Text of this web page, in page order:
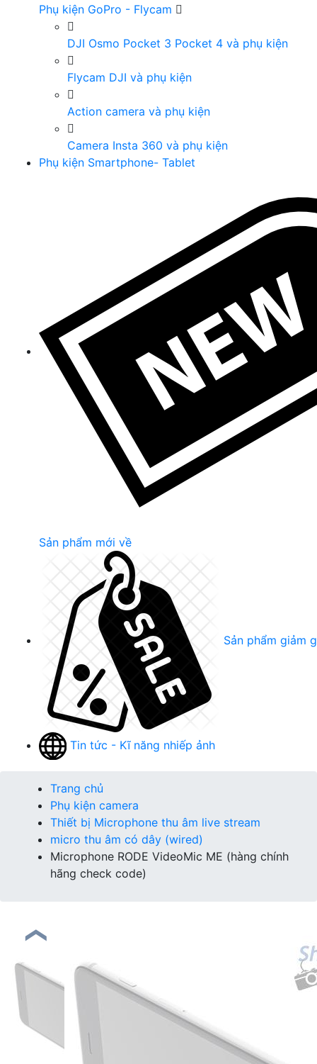
Phụ kiện GoPro - Flycam
DJI Osmo Pocket 3 Pocket 4 và phụ kiện
Flycam DJI và phụ kiện
Action camera và phụ kiện
Camera Insta 360 và phụ kiện
Phụ kiện Smartphone- Tablet
Sản phẩm mới về
Sản phẩm giảm
Tin tức - Kĩ năng nhiếp ảnh
Trang chủ
Phụ kiện camera
Thiết bị Microphone thu âm live stream
micro thu âm có dây (wired)
Microphone RODE VideoMic ME (hàng chính
hãng check code)
❮